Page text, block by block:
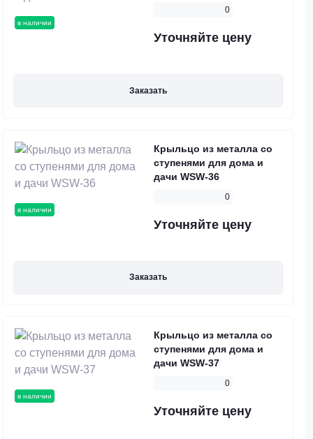
в наличии
0
Уточняйте цену
Заказать
в наличии
Крыльцо из металла со
ступенями для дома и
дачи WSW-36
0
Уточняйте цену
Заказать
в наличии
Крыльцо из металла со
ступенями для дома и
дачи WSW-37
0
Уточняйте цену